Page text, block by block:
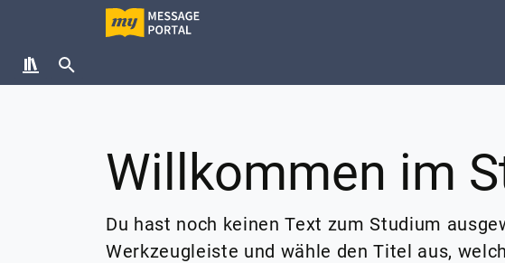
Willkommen im
Du hast noch keinen Text zum Studium
Werkzeugleiste und wähle den Titel aus,